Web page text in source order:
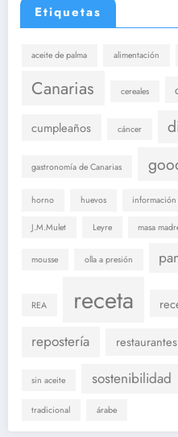
Etiquetas
aceite de palma alimentación
Canarias cereales
cumpleaños cáncer
gastronomía de Canarias
horno huevos información
J.M.Mulet Leyre masa
mousse olla a presión
REA receta
repostería
restaurantes
sin aceite sostenibilidad
tradicional árabe